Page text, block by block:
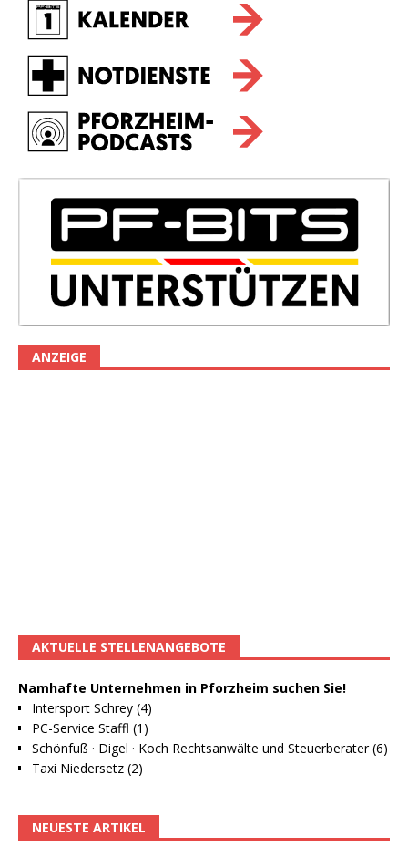
ANZEIGE
AKTUELLE STELLENANGEBOTE
Namhafte Unternehmen in Pforzheim suchen Sie!
Intersport Schrey (4)
PC-Service Staffl (1)
Schönfuß · Digel · Koch Rechtsanwälte und Steuerberater (6)
Taxi Niedersetz (2)
NEUESTE ARTIKEL